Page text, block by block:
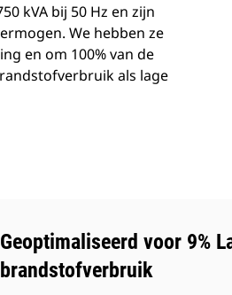
kVA bij 50 Hz en zijn
We hebben ze
en om 100% van de
als lage
Geoptimaliseerd voor 9%
brandstofverbruik